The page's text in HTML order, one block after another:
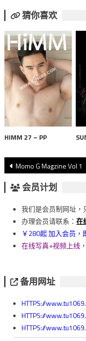
猜你喜欢
HIMM 27 – PP
文
章
導
覽
Momo G Magzine Vol 1
会员计划
我们是会员制网址，
办理会员请联系： 在
￥280起 加入会员
在线写真+视频上线
备用网址
HTTPS://
HTTPS://
HTTPS://